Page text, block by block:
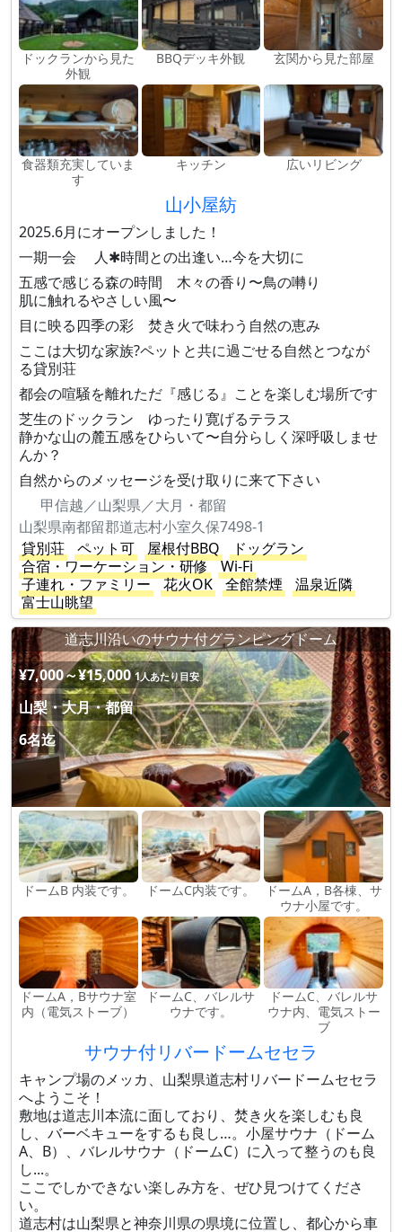
ドックランから見た
外観
BBQデッキ外観 玄関から見た部屋
食器類充実していま
す
キッチン 広いリビング
山小屋紡
2025.6月にオープンしました！
一期一会 人✱時間との出逢い…今を大切に
五感で感じる森の時間 木々の香り〜鳥の囀り
肌に触れるやさしい風〜
目に映る四季の彩 焚き火で味わう自然の恵み
ここは大切な家族?ペットと共に過ごせる自然とつなが
る貸別荘
都会の喧騒を離れただ『感じる』ことを楽しむ場所です
芝生のドックラン ゆったり寛げるテラス
静かな山の麓五感をひらいて〜自分らしく深呼吸しませ
んか？
自然からのメッセージを受け取りに来て下さい
甲信越／山梨県／大月・都留
山梨県南都留郡道志村小室久保7498-1
貸別荘
ペット可 屋根付BBQ
ドッグラン
合宿・ワーケーション・研修
Wi-Fi
子連れ・ファミリー
花火OK 全館禁煙
温泉近隣
富士山眺望
道志川沿いのサウナ付グランピングドーム
¥7,000～¥15,000 1人あたり目安
山梨・大月・都留
6名迄
ドームB 内装です。 ドームC内装です。
ドームA，B各棟、サ
ウナ小屋です。
ドームA，Bサウナ室
内（電気ストーブ）
ドームC、バレルサ
ウナです。
ドームC、バレルサ
ウナ内、電気ストー
ブ
サウナ付リバードームセセラ
キャンプ場のメッカ、山梨県道志村リバードームセセラ
へようこそ！
敷地は道志川本流に面しており、​焚き火を楽しむも良
し、バーベキューをするも良し…。小屋サウナ（ドーム
A、B）、バレルサウナ（ドームC）に入って整うのも良
し...。
ここでしかできない楽しみ方を、ぜひ見つけてくださ
い。
道志村は山梨県と神奈川県の県境に位置し、都心から車